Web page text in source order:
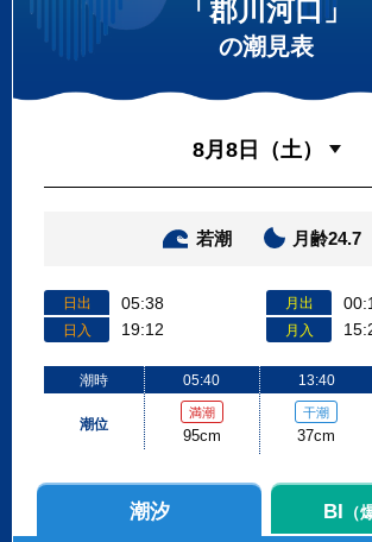
「郡川河口」
の潮見表
若潮 月齢24.7
日出 05:38
日入 19:12
月出
月入
潮時
潮位
05:40
満潮
95cm
13:40
干潮
37cm
潮汐 BI （